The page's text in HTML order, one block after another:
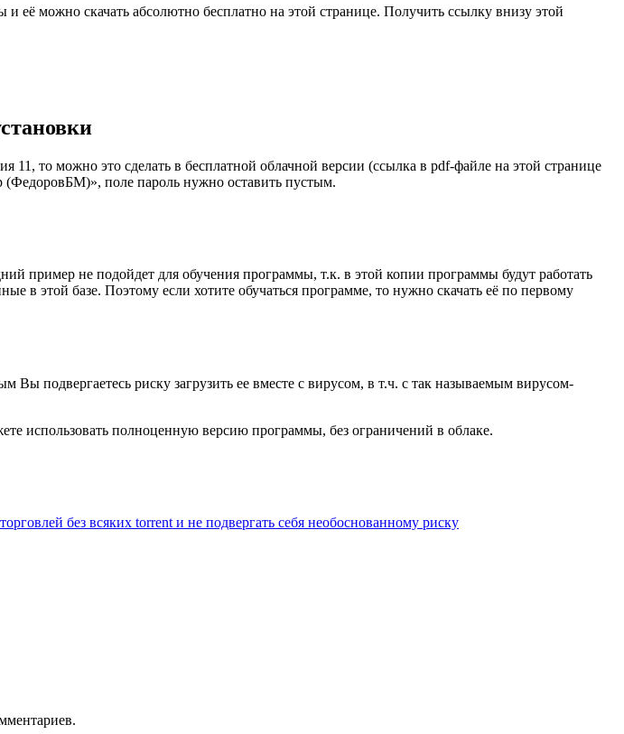
её можно скачать абсолютно бесплатно на этой странице. Получить ссылку внизу этой
то можно это сделать в бесплатной облачной версии (ссылка в pdf-файле на этой странице
поле пароль нужно оставить пустым.
пример не подойдет для обучения программы, т.к. в этой копии программы будут работать
в этой базе. Поэтому если хотите обучаться программе, то нужно скачать её по первому
подвергаетесь риску загрузить ее вместе с вирусом, в т.ч. с так называемым вирусом-
использовать полноценную версию программы, без ограничений в облаке.
без всяких torrent и не подвергать себя необоснованному риску